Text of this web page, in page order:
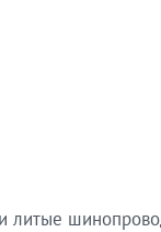
литые